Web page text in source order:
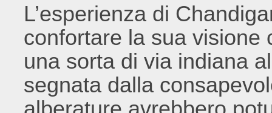
L’esperienza di
confortare la sua visione
una sorta di via indiana
segnata dalla